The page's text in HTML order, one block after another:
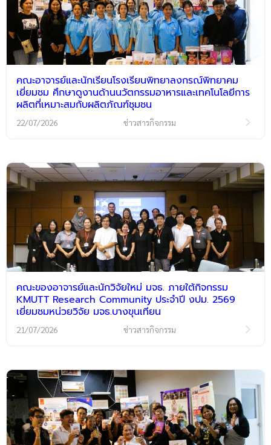
คณะอาจารย์และนักเรียนโรงเรียนพิทยาลงกรณ์พิทยาคม
เยี่ยมชม ศึกษาดูงานด้านนวัตกรรมอาหารและเทคโนโลยีการ
ผลิตที่เหมาะสมกับผลิตภัณฑ์ชุมชน
22/07/2026 ข่าวสารกิจกรรม
คณะของอาจารย์และนักวิจัยใหม่ มจธ. ภายใต้กิจกรรม
KMUTT Research Community ประจำปี งปม. 2569
เยี่ยมชมหน่วยวิจัย มจธ.บางขุนเทียน
21/07/2026 ข่าวสารกิจกรรม